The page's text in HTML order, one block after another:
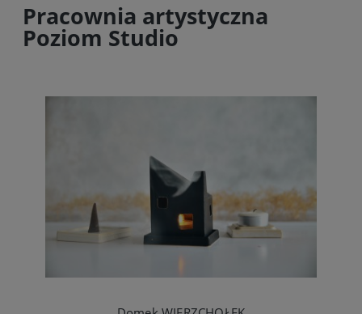
Pracownia artystyczna
Poziom Studio